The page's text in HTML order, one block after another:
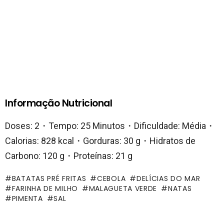
Informação Nutricional
Doses: 2・Tempo: 25 Minutos・Dificuldade: Média・
Calorias: 828 kcal・Gorduras: 30 g・Hidratos de
Carbono: 120 g・Proteínas: 21 g
BATATAS PRÉ FRITAS CEBOLA
DELÍCIAS DO MAR
FARINHA DE MILHO
MALAGUETA VERDE
NATAS
PIMENTA
SAL